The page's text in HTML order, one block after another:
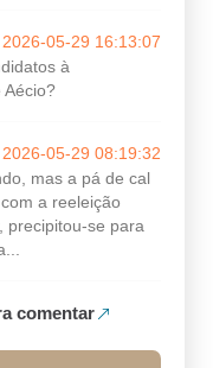
2026-05-29 16:13:07
à
Aécio?
2026-05-29 08:19:32
mas a pá de cal
a reeleição
precipitou-se para
comentar